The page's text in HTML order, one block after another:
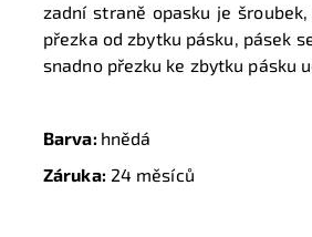
zadní straně opasku je
přezka od zbytku pásku, pásek
snadno přezku ke zbytku pásku
Barva: hnědá
Záruka:24 měsíců